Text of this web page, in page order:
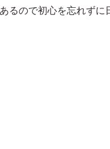
るので初心を忘れずに